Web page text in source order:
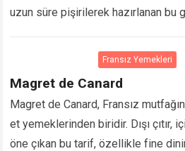
uzun süre pişirilerek hazırlanan bu
Fransız Yemekleri
Magret de Canard
Magret de Canard, Fransız
et yemeklerinden biridir. Dışı çıtır,
öne çıkan bu tarif, özellikle fine